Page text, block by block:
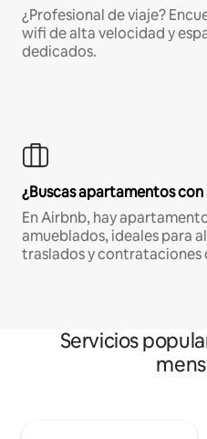
¿Profesional de viaje?
wifi de alta velocidad y
dedicados.
¿Buscas apartamentos
En Airbnb, hay
amueblados, ideales para
traslados y contrataciones
Servicios